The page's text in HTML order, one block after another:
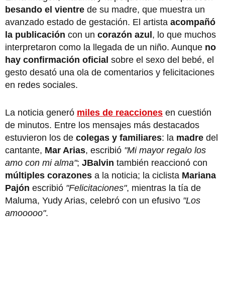
besando el vientre de su madre, que muestra un
avanzado estado de gestación. El artista acompañó
la publicación con un corazón azul, lo que muchos
interpretaron como la llegada de un niño. Aunque no
hay confirmación oficial sobre el sexo del bebé, el
gesto desató una ola de comentarios y felicitaciones
en redes sociales.
La noticia generó miles de reacciones en cuestión
de minutos. Entre los mensajes más destacados
estuvieron los de colegas y familiares: la madre del
cantante, Mar Arias, escribió "Mi mayor regalo los
amo con mi alma"; JBalvin también reaccionó con
múltiples corazones a la noticia; la ciclista Mariana
Pajón escribió "Felicitaciones", mientras la tía de
Maluma, Yudy Arias, celebró con un efusivo "Los
amooooo".